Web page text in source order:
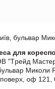
бульвар
для
"Tрейд
Миколи
оф 121,